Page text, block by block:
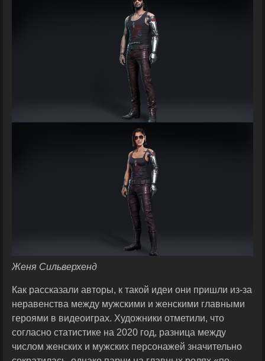
Женя Сильверхенд
Как рассказали авторы, к такой идеи они пришли из-за
неравенства между мужскими и женскими главными
героями в видеоиграх. Художники отметили, что
согласно статистике на 2020 год, разница между
числом женских и мужских персонажей значительно